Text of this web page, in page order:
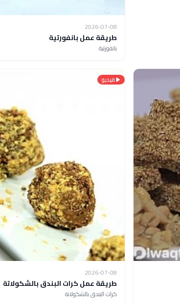
2026-07-08
طريقة عمل بانفورتية
بانفورتية
فيديو
2026-07-08
طريقة عمل كرات البندق بالشكولاتة
كرات البندق بالشكولاتة